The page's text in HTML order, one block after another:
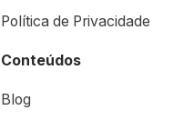
Política de Privacidade
Conteúdos
Blog